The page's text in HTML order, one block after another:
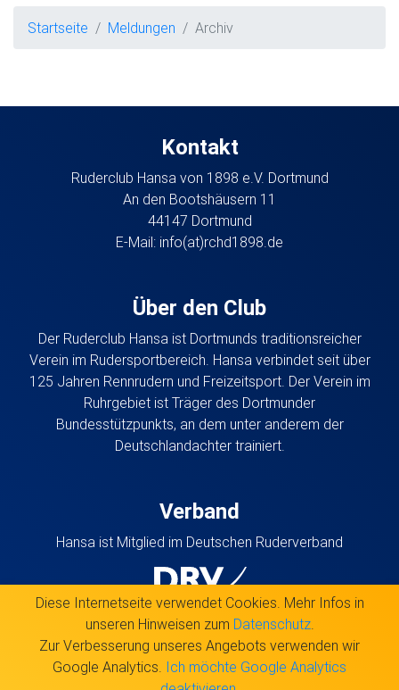
Startseite Meldungen Archiv
Kontakt
Ruderclub Hansa von 1898 e.V. Dortmund
An den Bootshäusern 11
44147 Dortmund
E-Mail: info(at)rchd1898.de
Über den Club
Der Ruderclub Hansa ist Dortmunds traditionsreicher
Verein im Rudersportbereich. Hansa verbindet seit über
125 Jahren Rennrudern und Freizeitsport. Der Verein im
Ruhrgebiet ist Träger des Dortmunder
Bundesstützpunkts, an dem unter anderem der
Deutschlandachter trainiert.
Verband
Hansa ist Mitglied im Deutschen Ruderverband
Ruderclub Hansa bei Facebook
Ruderclub Hansa bei Instagram
Hansa Newsletter
RSS Newsfeed
Diese Internetseite verwendet Cookies. Mehr Infos in
unseren Hinweisen zum Datenschutz.
Zur Verbesserung unseres Angebots verwenden wir
Google Analytics. Ich möchte Google Analytics